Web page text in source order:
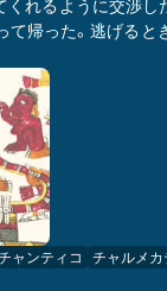
れるように交渉
帰った。逃げる
ャンティコ チャルメカ